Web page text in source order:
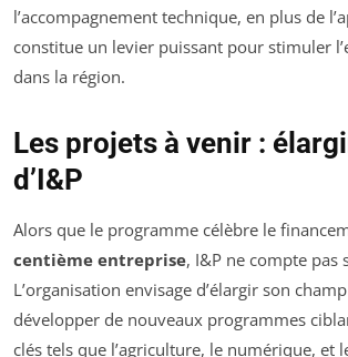
l’accompagnement technique, en plus de
constitue un levier puissant pour stimuler
dans la région.
Les projets à venir :
d’I&P
Alors que le programme célèbre le
centième entreprise, I&P ne compte pas
L’organisation envisage d’élargir son
développer de nouveaux programmes
clés tels que l’agriculture, le numérique, et